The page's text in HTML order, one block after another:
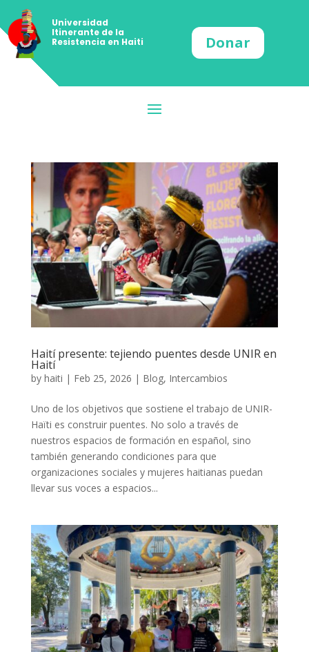
Universidad
Itinerante de la
Resistencia en Haiti
Donar
Haití presente: tejiendo puentes desde UNIR en
Haití
by haiti | Feb 25, 2026 | Blog, Intercambios
Uno de los objetivos que sostiene el trabajo de UNIR-
Haïti es construir puentes. No solo a través de
nuestros espacios de formación en español, sino
también generando condiciones para que
organizaciones sociales y mujeres haitianas puedan
llevar sus voces a espacios...